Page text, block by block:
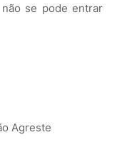
se pode entrar
Agreste